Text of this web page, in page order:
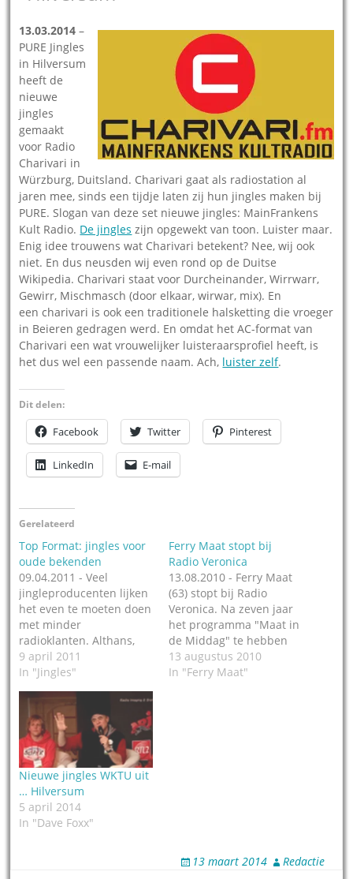
13.03.2014 –
PURE Jingles
in Hilversum
heeft de
nieuwe
jingles
gemaakt
voor Radio
Charivari in
Würzburg, Duitsland. Charivari gaat als radiostation al
jaren mee, sinds een tijdje laten zij hun jingles maken bij
PURE. Slogan van deze set nieuwe jingles: MainFrankens
Kult Radio. De jingles zijn opgewekt van toon. Luister maar.
Enig idee trouwens wat Charivari betekent? Nee, wij ook
niet. En dus neusden wij even rond op de Duitse
Wikipedia. Charivari staat voor Durcheinander, Wirrwarr,
Gewirr, Mischmasch (door elkaar, wirwar, mix). En
een charivari is ook een traditionele halsketting die vroeger
in Beieren gedragen werd. En omdat het AC-format van
Charivari een wat vrouwelijker luisteraarsprofiel heeft, is
het dus wel een passende naam. Ach, luister zelf.
Dit delen:
Facebook Twitter Pinterest
LinkedIn E-mail
Gerelateerd
Top Format: jingles voor
oude bekenden
09.04.2011 - Veel
jingleproducenten lijken
het even te moeten doen
met minder
radioklanten. Althans,
als je op de diverse
websites moet afgaan.
echter toch grotere en
kleinere nieuwtjes
voorbijkomen. Top
Format in Haarlem heeft
onlangs nieuwe CHR
vormgeving geleverd aan
Hitradio N1 in Nürnberg,
Duitsland. Een…
9 april 2011
In "Jingles"
Ferry Maat stopt bij
Radio Veronica
13.08.2010 - Ferry Maat
(63) stopt bij Radio
Veronica. Na zeven jaar
het programma "Maat in
de Middag" te hebben
gemaakt heeft Maat
besloten zijn contract
13 augustus 2010
In "Ferry Maat"
Nieuwe jingles WKTU uit
… Hilversum
5 april 2014
In "Dave Foxx"
13 maart 2014 Redactie